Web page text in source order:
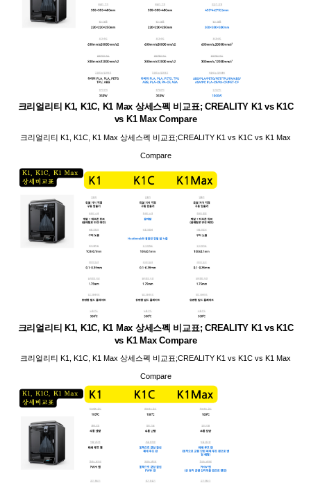
크리얼리티 K1, K1C, K1 Max 상세스펙 비교표; CREALITY K1 vs K1C
vs K1 Max Compare
크리얼리티 K1, K1C, K1 Max 상세스펙 비교표;CREALITY K1 vs K1C vs K1 Max
Compare
크리얼리티 K1, K1C, K1 Max 상세스펙 비교표; CREALITY K1 vs K1C
vs K1 Max Compare
크리얼리티 K1, K1C, K1 Max 상세스펙 비교표;CREALITY K1 vs K1C vs K1 Max
Compare